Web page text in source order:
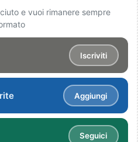
e vuoi rimanere sempre
Iscriviti
Aggiungi
Seguici